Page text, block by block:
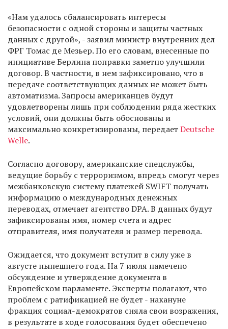
«Нам удалось сбалансировать интересы
безопасности с одной стороны и защиты частных
данных с другой», - заявил министр внутренних дел
ФРГ Томас де Мезьер. По его словам, внесенные по
инициативе Берлина поправки заметно улучшили
договор. В частности, в нем зафиксировано, что в
передаче соответствующих данных не может быть
автоматизма. Запросы американцев будут
удовлетворены лишь при соблюдении ряда жестких
условий, они должны быть обоснованы и
максимально конкретизированы, передает Deutsche
Welle.
Согласно договору, американские спецслужбы,
ведущие борьбу с терроризмом, впредь смогут через
межбанковскую систему платежей SWIFT получать
информацию о международных денежных
переводах, отмечает агентство DPA. В данных будут
зафиксированы имя, номер счета и адрес
отправителя, имя получателя и размер перевода.
Ожидается, что документ вступит в силу уже в
августе нынешнего года. На 7 июля намечено
обсуждение и утверждение документа в
Европейском парламенте. Эксперты полагают, что
проблем с ратификацией не будет - накануне
фракция социал-демократов сняла свои возражения,
в результате в ходе голосования будет обеспечено